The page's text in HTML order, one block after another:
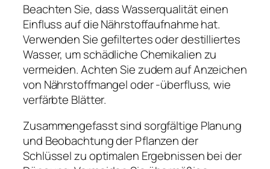
Beachten Sie, dass Wasserqualität einen
Einfluss auf die Nährstoffaufnahme hat.
Verwenden Sie gefiltertes oder destilliertes
Wasser, um schädliche Chemikalien zu
vermeiden. Achten Sie zudem auf Anzeichen
von Nährstoffmangel oder -überfluss, wie
verfärbte Blätter.
Zusammengefasst sind sorgfältige Planung
und Beobachtung der Pflanzen der
Schlüssel zu optimalen Ergebnissen bei der